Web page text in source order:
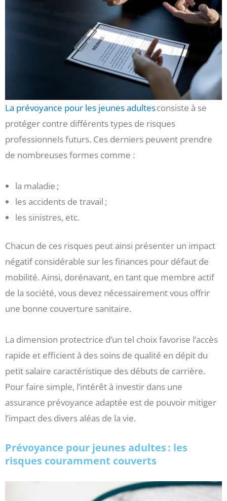
La prévoyance pour les jeunes adultesconsiste à se
protéger contre différents types de risques
professionnels futurs. Ces derniers peuvent prendre
de nombreuses formes comme :
la maladie ;
les accidents de travail ;
les sinistres, etc.
Chacun de ces risques peut ainsi présenter un impact
négatif considérable sur les finances pour défaut de
mobilité. Ainsi, dorénavant, en tant que membre actif
de la société, vous devez nécessairement vous offrir
une bonne couverture sanitaire.
La dimension protectrice d’un tel choix favorise l’accès
rapide et efficient à des soins de qualité en dépit du
petit salaire caractéristique des débuts de carrière.
Pour faire simple, l’intérêt à investir dans une
assurance prévoyance adaptée est de pouvoir mitiger
l’impact des divers aléas de la vie.
Prévoyance pour jeunes adultes : les
risques couramment couverts